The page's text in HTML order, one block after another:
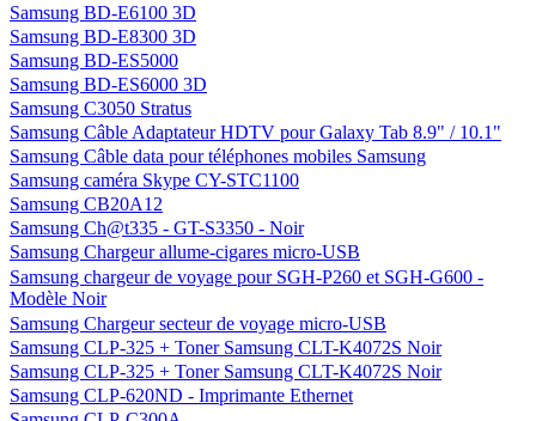
Samsung BD-E6100 3D
Samsung BD-E8300 3D
Samsung BD-ES5000
Samsung BD-ES6000 3D
Samsung C3050 Stratus
Samsung Câble Adaptateur HDTV pour Galaxy Tab 8.9" / 10.1"
Samsung Câble data pour téléphones mobiles Samsung
Samsung caméra Skype CY-STC1100
Samsung CB20A12
Samsung Ch@t335 - GT-S3350 - Noir
Samsung Chargeur allume-cigares micro-USB
Samsung chargeur de voyage pour SGH-P260 et SGH-G600 -
Modèle Noir
Samsung Chargeur secteur de voyage micro-USB
Samsung CLP-325 + Toner Samsung CLT-K4072S Noir
Samsung CLP-325 + Toner Samsung CLT-K4072S Noir
Samsung CLP-620ND - Imprimante Ethernet